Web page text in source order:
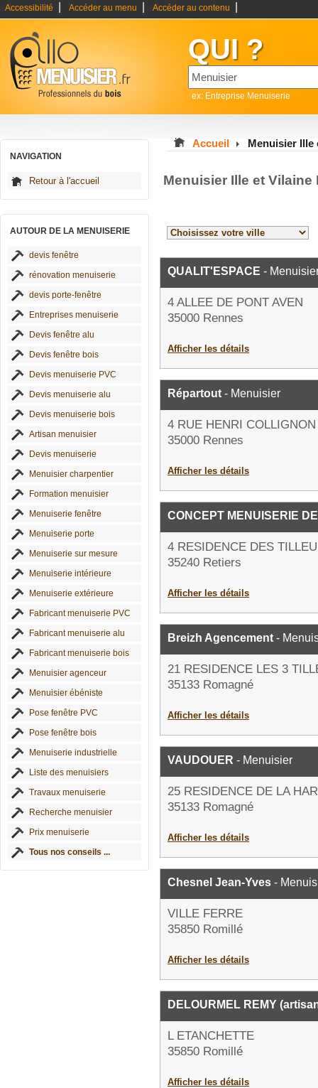
Accessibilité Accéder au menu Accéder au contenu
QUI ?
ex: Entreprise Menuiserie
NAVIGATION
Retour à l'accueil
AUTOUR DE LA MENUISERIE
devis fenêtre
rénovation menuiserie
devis porte-fenêtre
Entreprises menuiserie
Devis fenêtre alu
Devis fenêtre bois
Devis menuiserie PVC
Devis menuiserie alu
Devis menuiserie bois
Artisan menuisier
Devis menuiserie
Menuisier charpentier
Formation menuisier
Menuiserie fenêtre
Menuiserie porte
Menuiserie sur mesure
Menuiserie intérieure
Menuiserie extérieure
Fabricant menuiserie PVC
Fabricant menuiserie alu
Fabricant menuiserie bois
Menuisier agenceur
Menuisier ébéniste
Pose fenêtre PVC
Pose fenêtre bois
Menuiserie industrielle
Liste des menuisiers
Travaux menuiserie
Recherche menuisier
Prix menuiserie
Tous nos conseils ...
Accueil Menuisier Ille
Menuisier Ille et Vilaine
QUALIT'ESPACE -
4 ALLEE DE PONT AVEN
35000 Rennes
Afficher les détails
Répartout - Menuisier
4 RUE HENRI COLLIGNON
35000 Rennes
Afficher les détails
CONCEPT MENUISERIE
4 RESIDENCE DES
35240 Retiers
Afficher les détails
Breizh Agencement -
21 RESIDENCE LES 3
35133 Romagné
Afficher les détails
VAUDOUER - Menuisier
25 RESIDENCE DE LA
35133 Romagné
Afficher les détails
Chesnel Jean-Yves -
VILLE FERRE
35850 Romillé
Afficher les détails
DELOURMEL REMY
L ETANCHETTE
35850 Romillé
Afficher les détails